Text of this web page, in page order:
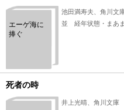
エーゲ海に
捧ぐ
池田満寿夫、角川
並 経年状態・まあ
死者の時
井上光晴、角川文